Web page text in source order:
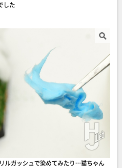
した
ルガッシュで染めてみたり…猫ちゃん